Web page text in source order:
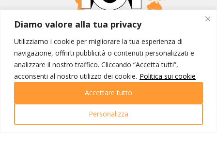
Diamo valore alla tua privacy
Utilizziamo i cookie per migliorare la tua esperienza di
navigazione, offrirti pubblicità o contenuti personalizzati e
analizzare il nostro traffico. Cliccando “Accetta tutti”,
acconsenti al nostro utilizzo dei cookie. Politica sui cookie
Personalizza
Accettare tutto
MONDO IOT VIAGGI
Corporate
Contatti
I NOSTRI PRODOTTI
Destinazioni
Partenze
Emozioni di viaggio
Newsletter